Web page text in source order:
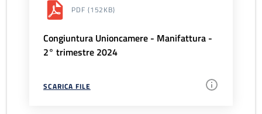
PDF (152KB)
Congiuntura Unioncamere - Manifattura -
2° trimestre 2024
SCARICA FILE